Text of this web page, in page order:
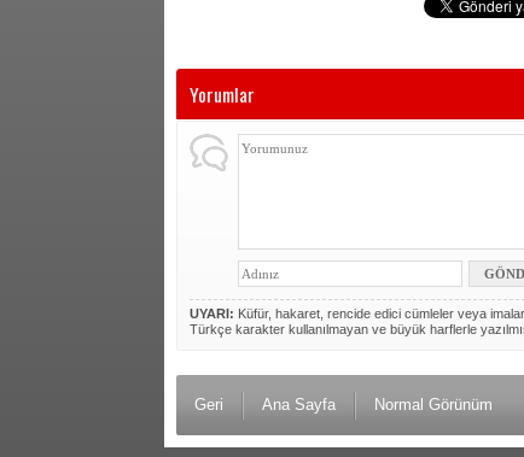
Yorumlar
UYARI: Küfür, hakaret, rencide edici cümleler veya
Türkçe karakter kullanılmayan ve büyük harflerle
Geri Ana Sayfa Normal Görünüm